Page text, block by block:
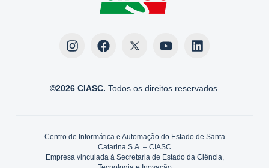
©2026 CIASC. Todos os direitos reservados.
Centro de Informática e Automação do Estado de Santa
Catarina S.A. – CIASC
Empresa vinculada à Secretaria de Estado da Ciência,